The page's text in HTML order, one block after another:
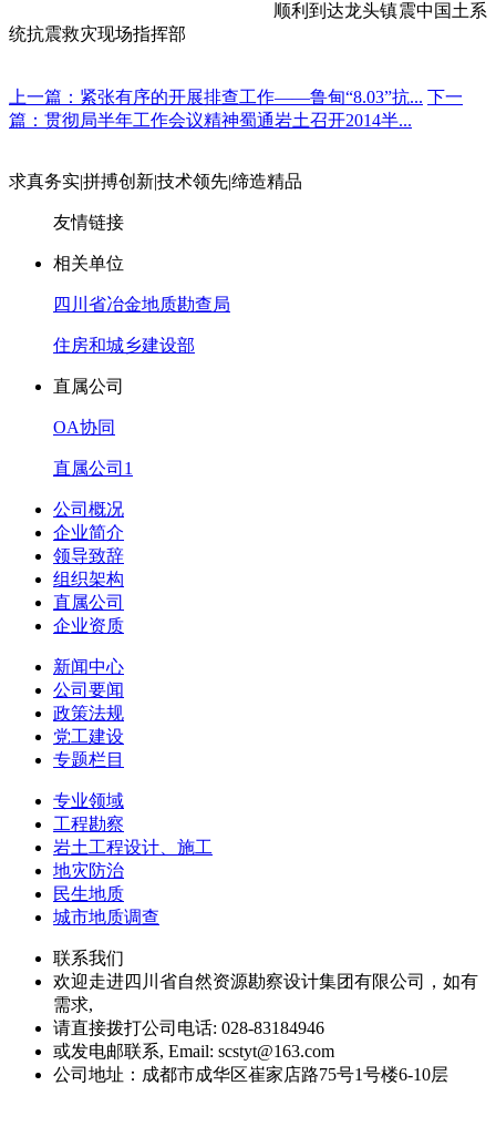
顺利到达龙头镇震中国土系
统抗震救灾现场指挥部
上一篇：紧张有序的开展排查工作——鲁甸“8.03”抗... 下一
篇：贯彻局半年工作会议精神蜀通岩土召开2014半...
求真务实|拼搏创新|技术领先|缔造精品
友情链接
相关单位
四川省冶金地质勘查局
住房和城乡建设部
直属公司
OA协同
直属公司1
公司概况
企业简介
领导致辞
组织架构
直属公司
企业资质
新闻中心
公司要闻
政策法规
党工建设
专题栏目
专业领域
工程勘察
岩土工程设计、施工
地灾防治
民生地质
城市地质调查
联系我们
欢迎走进四川省自然资源勘察设计集团有限公司，如有
需求,
请直接拨打公司电话: 028-83184946
或发电邮联系, Email: scstyt@163.com
公司地址：成都市成华区崔家店路75号1号楼6-10层